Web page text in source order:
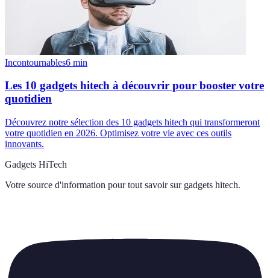
Incontournables6 min
Les 10 gadgets hitech à découvrir pour booster votre
quotidien
Découvrez notre sélection des 10 gadgets hitech qui transformeront
votre quotidien en 2026. Optimisez votre vie avec ces outils
innovants.
Gadgets HiTech
Votre source d'information pour tout savoir sur gadgets hitech.